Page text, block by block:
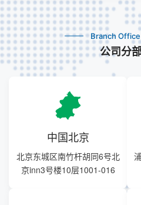
公司分
Branch
中国北京
北京东城区南竹杆胡同6号北
京inn3号楼10层1001-016